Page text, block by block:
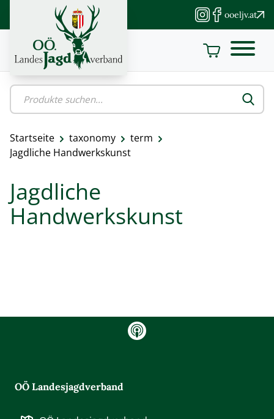
ooeljv.at
Pfadnavigation
Startseite taxonomy
term
Jagdliche Handwerkskunst
Jagdliche
Handwerkskunst
Kugelschreiber
OÖ Landesjagdverband